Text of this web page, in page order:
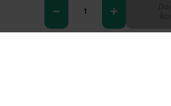
Ocena klienta: Doskonale